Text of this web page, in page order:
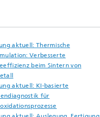
aktuell: Thermische
Verbesserte
beim Sintern von
aktuell: KI-basierte
für